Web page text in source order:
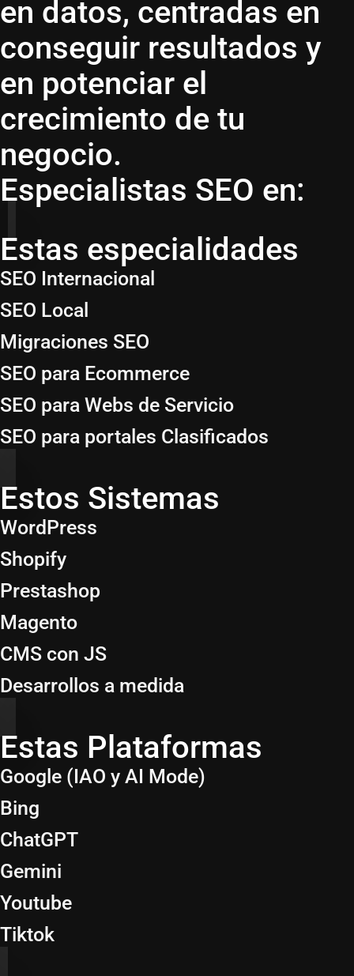
en datos, centradas en
conseguir resultados y
en potenciar el
crecimiento de tu
negocio.
Especialistas SEO en:
Estas especialidades
SEO Internacional
SEO Local
Migraciones SEO
SEO para Ecommerce
SEO para Webs de Servicio
SEO para portales Clasificados
Estos Sistemas
WordPress
Shopify
Prestashop
Magento
CMS con JS
Desarrollos a medida
Estas Plataformas
Google (IAO y AI Mode)
Bing
ChatGPT
Gemini
Youtube
Tiktok